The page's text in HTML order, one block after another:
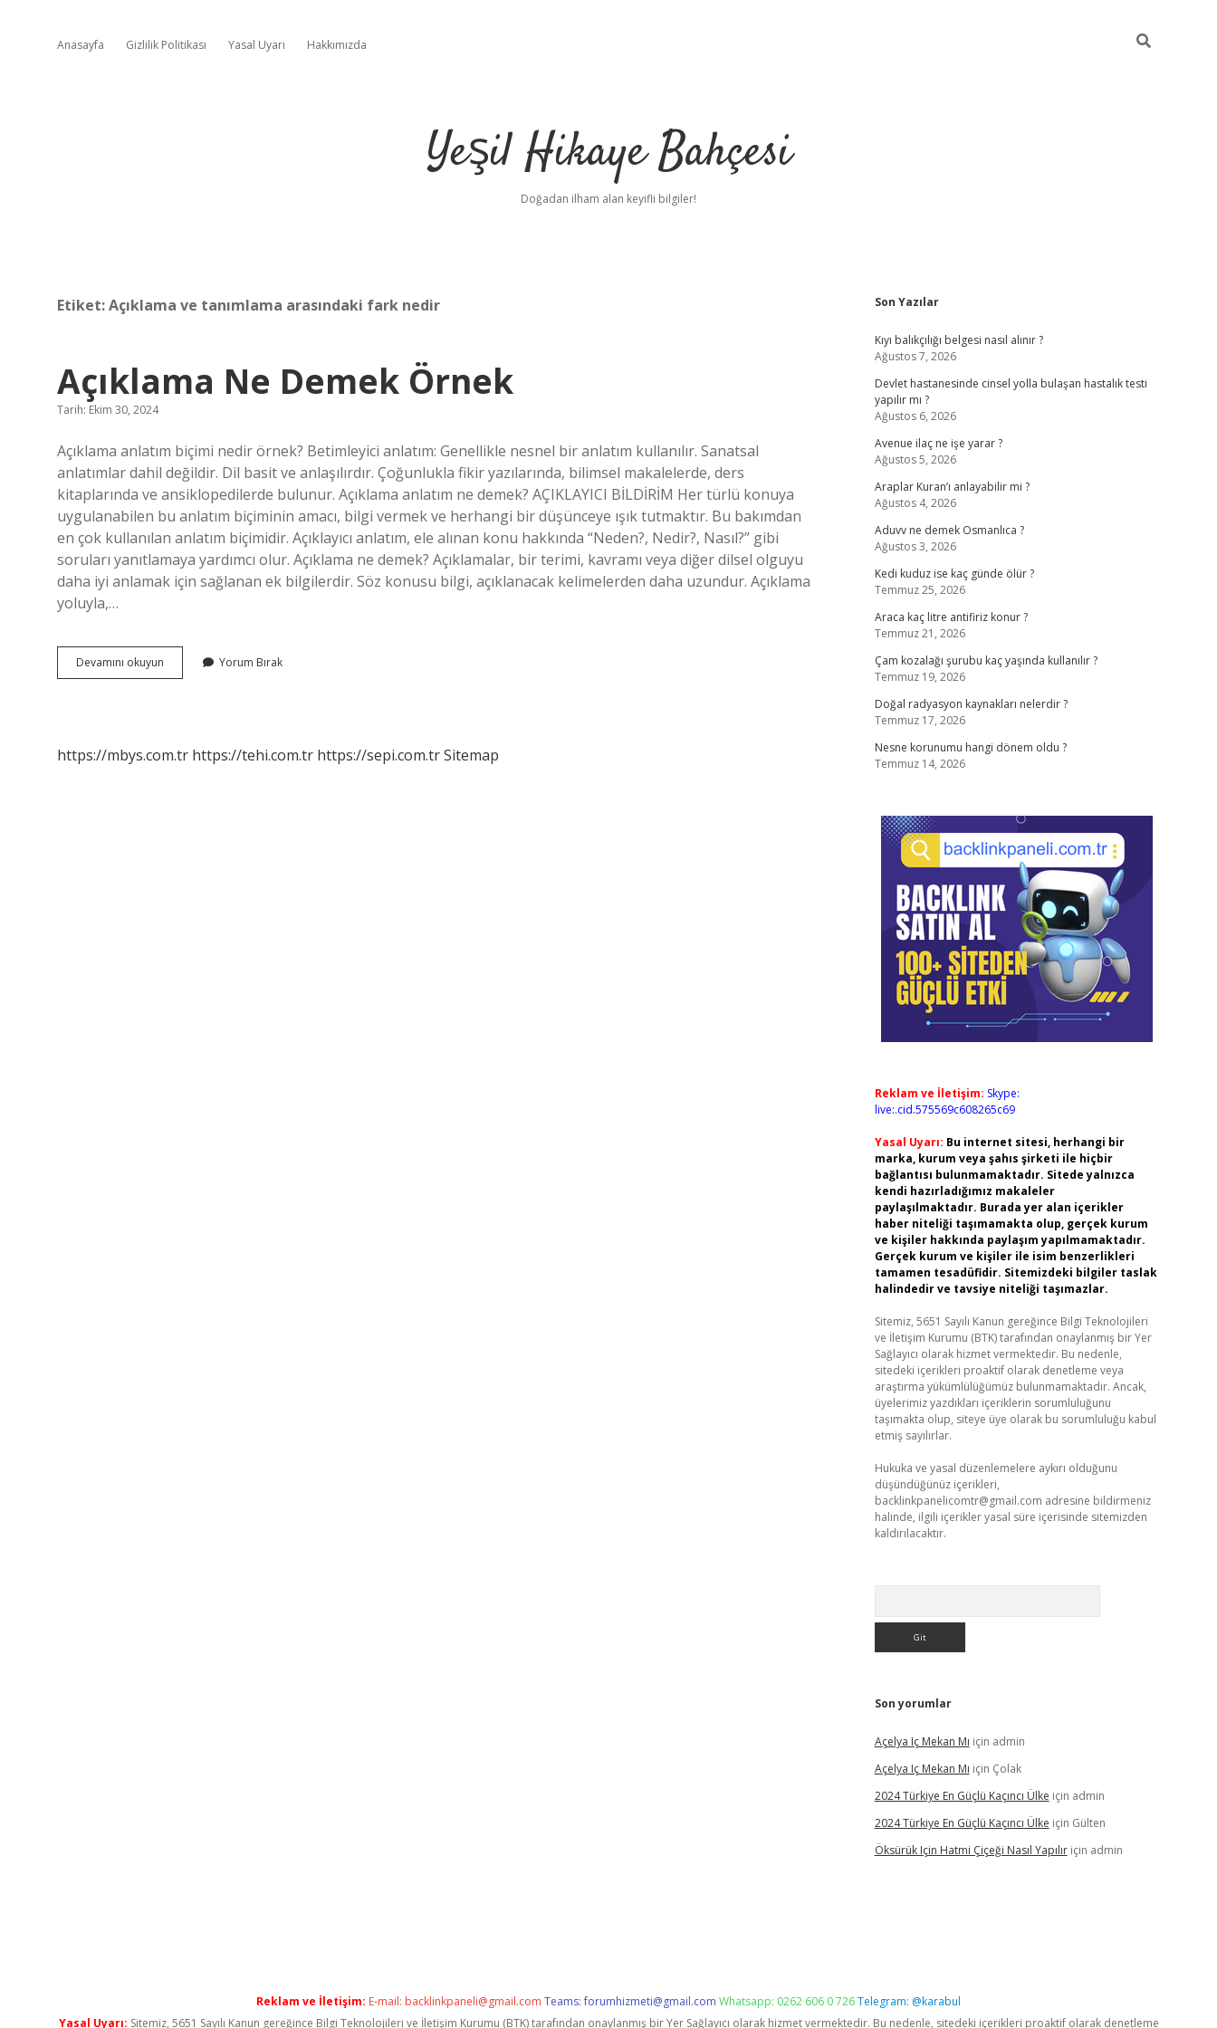
Anasayfa Gizlilik Politikası Yasal Uyarı Hakkımızda
Yeşil Hikaye Bahçesi
Doğadan ilham alan keyifli bilgiler!
Etiket:Açıklama ve tanımlama arasındaki fark nedir
Açıklama Ne Demek Örnek
Tarih: Ekim 30, 2024
Açıklama anlatım biçimi nedir örnek? Betimleyici anlatım: Genellikle nesnel bir anlatım kullanılır. Sanatsal
anlatımlar dahil değildir. Dil basit ve anlaşılırdır. Çoğunlukla fikir yazılarında, bilimsel makalelerde, ders
kitaplarında ve ansiklopedilerde bulunur. Açıklama anlatım ne demek? AÇIKLAYICI BİLDİRİM Her türlü konuya
uygulanabilen bu anlatım biçiminin amacı, bilgi vermek ve herhangi bir düşünceye ışık tutmaktır. Bu bakımdan
en çok kullanılan anlatım biçimidir. Açıklayıcı anlatım, ele alınan konu hakkında “Neden?, Nedir?, Nasıl?” gibi
soruları yanıtlamaya yardımcı olur. Açıklama ne demek? Açıklamalar, bir terimi, kavramı veya diğer dilsel olguyu
daha iyi anlamak için sağlanan ek bilgilerdir. Söz konusu bilgi, açıklanacak kelimelerden daha uzundur. Açıklama
yoluyla,…
Devamını okuyun Açıklama
Ne
Yorum Bırak
https://mbys.com.tr https://tehi.com.tr https://sepi.com.trSitemap
Sidebar
Son Yazılar
Kıyı balıkçılığı belgesi nasıl alınır ?
Ağustos 7, 2026
Devlet hastanesinde cinsel yolla bulaşan hastalık testi
yapılır mı ?
Ağustos 6, 2026
Avenue ilaç ne işe yarar ?
Ağustos 5, 2026
Araplar Kuran’ı anlayabilir mi ?
Ağustos 4, 2026
Aduvv ne demek Osmanlıca ?
Ağustos 3, 2026
Kedi kuduz ise kaç günde ölür ?
Temmuz 25, 2026
Araca kaç litre antifiriz konur ?
Temmuz 21, 2026
Çam kozalağı şurubu kaç yaşında kullanılır ?
Temmuz 19, 2026
Doğal radyasyon kaynakları nelerdir ?
Temmuz 17, 2026
Nesne korunumu hangi dönem oldu ?
Temmuz 14, 2026
Reklam ve İletişim: Skype:
live:.cid.575569c608265c69
Yasal Uyarı: Bu internet sitesi, herhangi bir
marka, kurum veya şahıs şirketi ile hiçbir
bağlantısı bulunmamaktadır. Sitede yalnızca
kendi hazırladığımız makaleler
paylaşılmaktadır. Burada yer alan içerikler
haber niteliği taşımamakta olup, gerçek kurum
ve kişiler hakkında paylaşım yapılmamaktadır.
Gerçek kurum ve kişiler ile isim benzerlikleri
tamamen tesadüfidir. Sitemizdeki bilgiler taslak
halindedir ve tavsiye niteliği taşımazlar.
Sitemiz, 5651 Sayılı Kanun gereğince Bilgi Teknolojileri
ve İletişim Kurumu (BTK) tarafından onaylanmış bir Yer
Sağlayıcı olarak hizmet vermektedir. Bu nedenle,
sitedeki içerikleri proaktif olarak denetleme veya
araştırma yükümlülüğümüz bulunmamaktadır. Ancak,
üyelerimiz yazdıkları içeriklerin sorumluluğunu
taşımakta olup, siteye üye olarak bu sorumluluğu kabul
etmiş sayılırlar.
Hukuka ve yasal düzenlemelere aykırı olduğunu
düşündüğünüz içerikleri,
backlinkpanelicomtr@gmail.com adresine bildirmeniz
halinde, ilgili içerikler yasal süre içerisinde sitemizden
kaldırılacaktır.
Son yorumlar
Açelya Iç Mekan Mı için admin
Açelya Iç Mekan Mı için Çolak
2024 Türkiye En Güçlü Kaçıncı Ülke için admin
2024 Türkiye En Güçlü Kaçıncı Ülke için Gülten
Öksürük Için Hatmi Çiçeği Nasıl Yapılıriçin admin
Reklam ve İletişim: E-mail: backlinkpaneli@gmail.com Teams:forumhizmeti@gmail.com Whatsapp: 0262 606 0 726Telegram: @karabul
Yasal Uyarı: Sitemiz, 5651 Sayılı Kanun gereğince Bilgi Teknolojileri ve İletişim Kurumu (BTK) tarafından onaylanmış bir Yer Sağlayıcı olarak hizmet vermektedir. Bu nedenle, sitedeki içerikleri proaktif olarak denetleme